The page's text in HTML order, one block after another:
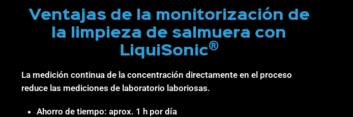
Ventajas de la monitorización de
la limpieza de salmuera con
LiquiSonic®
La medición continua de la concentración directamente en el proceso
reduce las mediciones de laboratorio laboriosas.
Ahorro de tiempo: aprox. 1 h por día